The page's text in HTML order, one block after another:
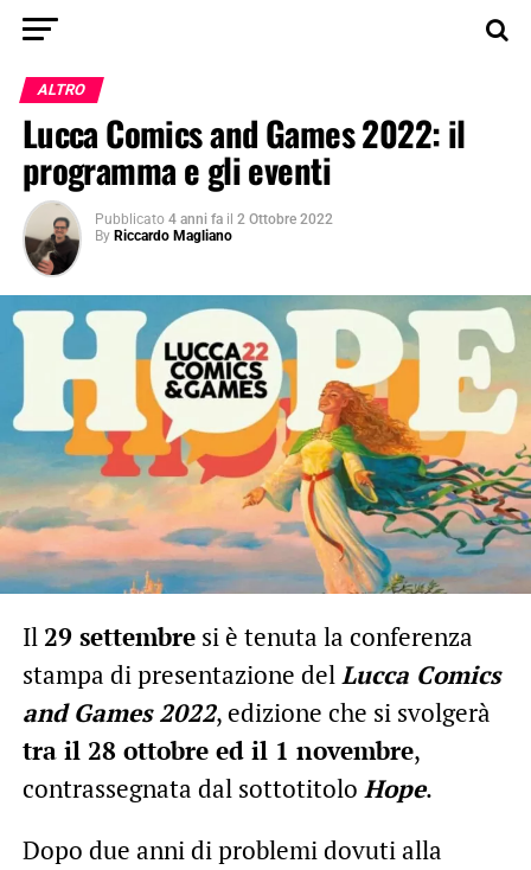
ALTRO
Lucca Comics and Games 2022: il
programma e gli eventi
Pubblicato 4 anni fa il 2 Ottobre 2022
By Riccardo Magliano
Il29 settembresi è tenuta la conferenza
stampa di presentazione delLucca Comics
and Games 2022, edizione che si svolgerà
tra il 28 ottobre ed il 1 novembre,
contrassegnata dal sottotitolo Hope.
Dopo due anni di problemi dovuti alla